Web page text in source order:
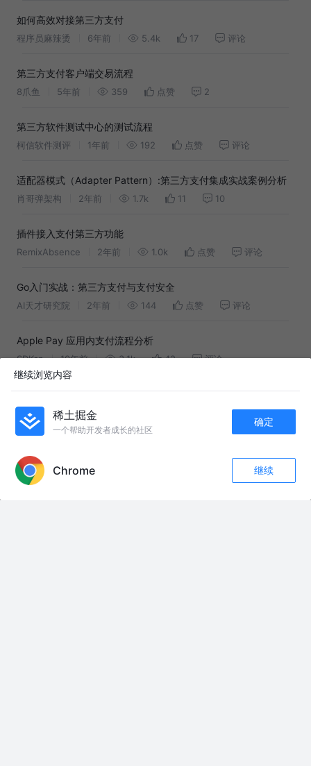
59
如何高效对接第三方支付
程序员麻辣烫 6年前 5.4k 17 评论
第三方支付客户端交易流程
8爪鱼 5年前 359 点赞 2
第三方软件测试中心的测试流程
柯信软件测评 1年前 192 点赞 评论
适配器模式（Adapter Pattern）:第三方支付集成实战案例分析
肖哥弹架构 2年前 1.7k 11 10
插件接入支付第三方功能
RemixAbsence 2年前 1.0k 点赞 评论
Go入门实战：第三方支付与支付安全
AI天才研究院 2年前 144 点赞 评论
Apple Pay 应用内支付流程分析
SDKcn 10年前 3.1k 42 评论
第三方支付系统技术分享
diedai 7年前
版）
llinn 1年前
继续浏览内容
稀土掘金
一个帮助开发者成长的社区
确定
Chrome 继续